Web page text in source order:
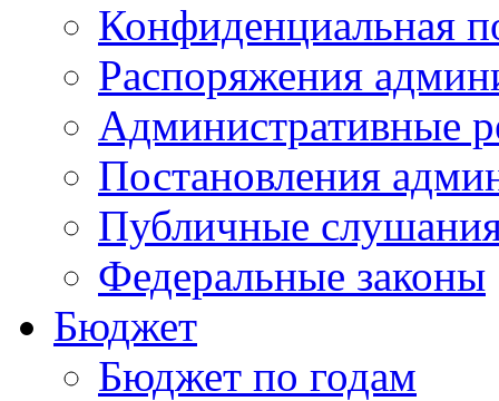
Конфиденциальная
Распоряжения
Административные
Постановления
Публичные
Федеральные законы
Бюджет
Бюджет по годам